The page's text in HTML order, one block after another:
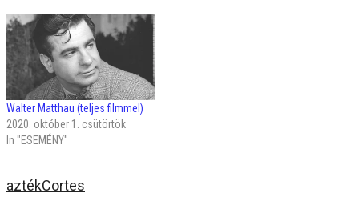
Walter Matthau (teljes filmmel)
2020. október 1. csütörtök
In "ESEMÉNY"
aztékCortes